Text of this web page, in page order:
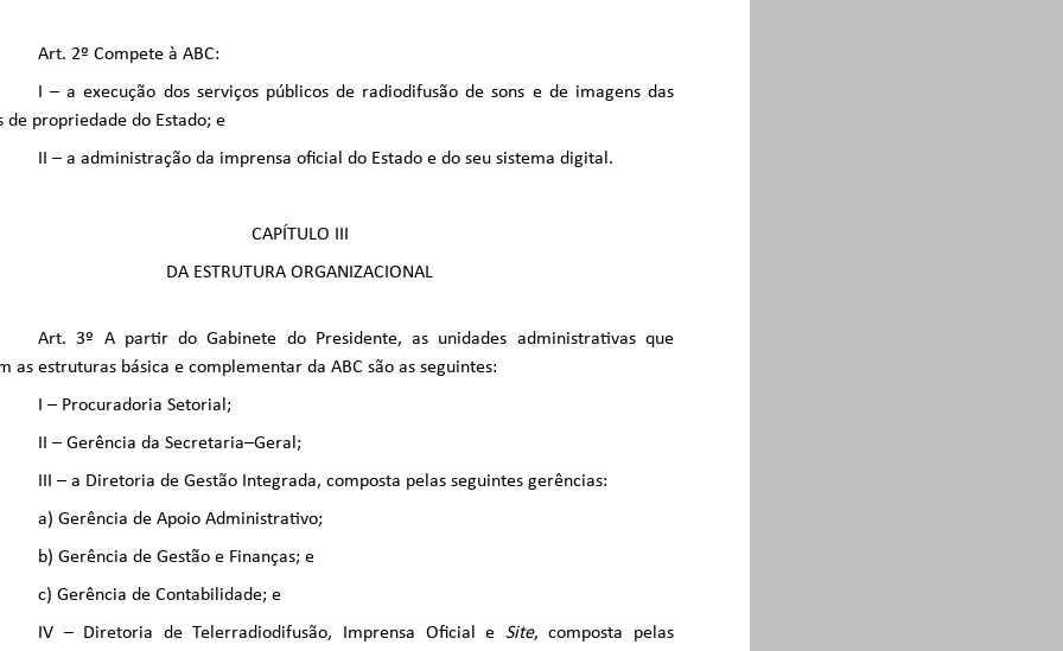
Art. 2º Compete à ABC:
I – a execução dos serviços públicos de radiodifusão de sons e de imagens das
de propriedade do Estado; e
II – a administração da imprensa oficial do Estado e do seu sistema digital.
CAPÍTULO III
DA ESTRUTURA ORGANIZACIONAL
Art. 3º A partir do Gabinete do Presidente, as unidades administrativas que
as estruturas básica e complementar da ABC são as seguintes:
I – Procuradoria Setorial;
II – Gerência da Secretaria–Geral;
III – a Diretoria de Gestão Integrada, composta pelas seguintes gerências:
a) Gerência de Apoio Administrativo;
b) Gerência de Gestão e Finanças; e
c) Gerência de Contabilidade; e
IV – Diretoria de Telerradiodifusão, Imprensa Oficial e Site, composta pelas